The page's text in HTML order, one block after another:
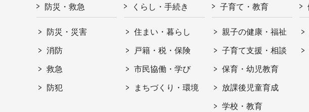
防災・救急
防災・災害
消防
救急
防犯
くらし・手続き
住まい・暮らし
戸籍・税・保険
市民協働・学び
まちづくり・環境
子育て・教育
親子の健康・福祉
子育て支援・相談
保育・幼児教育
放課後児童育成
学校・教育